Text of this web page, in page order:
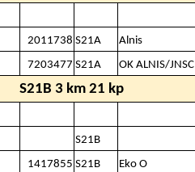
2011738 S21A Alnis
7203477 S21A OK ALNIS/JNSC
S21B 3 km 21 kp
S21B
1417855 S21B Eko O